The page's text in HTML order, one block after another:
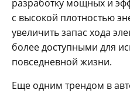
разработку мощных и
с высокой плотностью
увеличить запас хода
более доступными для
повседневной жизни.
Еще одним трендом в